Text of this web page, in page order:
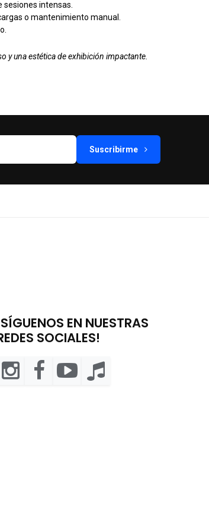
intensas.
o mantenimiento manual.
y una estética de exhibición impactante.
Suscribirme
EN NUESTRAS
SOCIALES!